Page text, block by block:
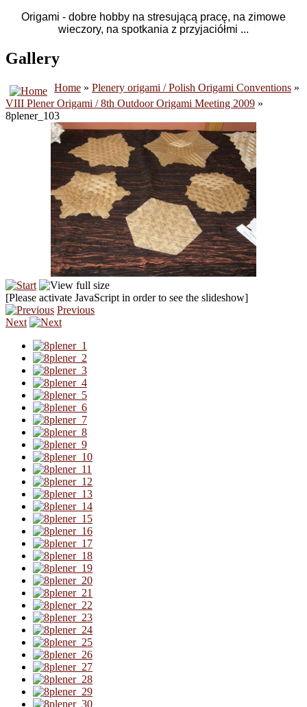
Origami - dobre hobby na stresującą pracę, na zimowe
wieczory, na spotkania z przyjaciółmi ...
Gallery
Home » Plenery origami / Polish Origami Conventions »
VIII Plener Origami / 8th Outdoor Origami Meeting 2009 »
8plener_103
[Please activate JavaScript in order to see the slideshow]
Previous
Next